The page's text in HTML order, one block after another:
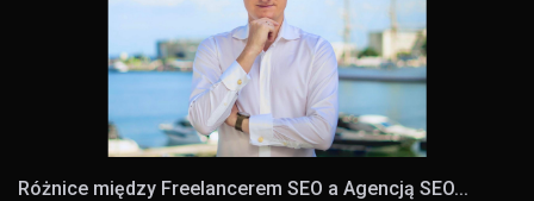
Różnice między Freelancerem SEO a Agencją SEO...